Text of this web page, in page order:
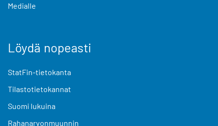
Medialle
Löydä nopeasti
StatFin-tietokanta
Tilastotietokannat
Suomi lukuina
Rahanarvonmuunnin